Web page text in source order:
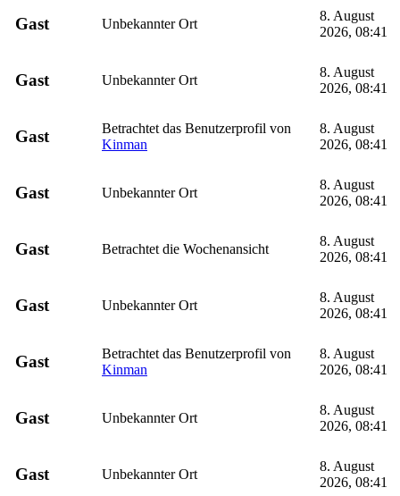
Gast Unbekannter Ort
8. August
2026, 08:41
Gast Unbekannter Ort
8. August
2026, 08:41
Gast
Betrachtet das Benutzerprofil von
Kinman
8. August
2026, 08:41
Gast Unbekannter Ort
8. August
2026, 08:41
Gast Betrachtet die Wochenansicht
8. August
2026, 08:41
Gast Unbekannter Ort
8. August
2026, 08:41
Gast
Betrachtet das Benutzerprofil von
Kinman
8. August
2026, 08:41
Gast Unbekannter Ort
8. August
2026, 08:41
Gast Unbekannter Ort
8. August
2026, 08:41